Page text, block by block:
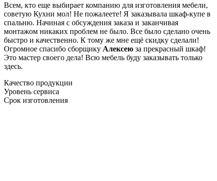
Всем, кто еще выбирает компанию для изготовления мебели,
советую Кухни мол! Не пожалеете! Я заказывала шкаф-купе в
спальню. Начиная с обсуждения заказа и заканчивая
монтажом никаких проблем не было. Все было сделано очень
быстро и качественно. К тому же мне ещё скидку сделали!
Огромное спасибо сборщику Алексею за прекрасный шкаф!
Это мастер своего дела! Всю мебель буду заказывать только
здесь.
Качество продукции
Уровень сервиса
Срок изготовления